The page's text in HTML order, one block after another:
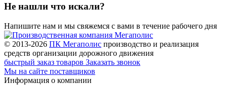
Не нашли что искали?
Напишите нам и мы свяжемся с вами в течение рабочего дня
© 2013-2026 ПК Мегаполис производство и реализация
средств организации дорожного движения
быстрый заказ товаров Заказать звонок
Мы на сайте поставщиков
Информация о компании